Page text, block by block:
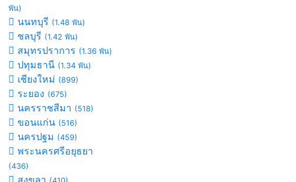
พัน)
นนทบุรี (1.48 พัน)
ชลบุรี (1.42 พัน)
สมุทรปราการ (1.36 พัน)
ปทุมธานี (1.34 พัน)
เชียงใหม่ (899)
ระยอง (675)
นครราชสีมา (518)
ขอนแก่น (516)
นครปฐม (459)
พระนครศรีอยุธยา
(436)
สงขลา